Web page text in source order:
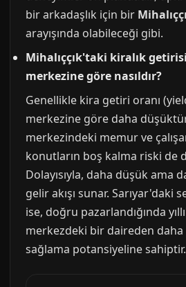
bir arkadaşlık için bir
arayışında olabileceği gibi.
Mihalıççık'taki kiralık
merkezine göre nasıldır?
Genellikle kira getiri oranı
merkezine göre daha
merkezindeki memur ve
konutların boş kalma riski de
Dolayısıyla, daha düşük ama
gelir akışı sunar. Sarıyar'daki
ise, doğru pazarlandığında
merkezdeki bir daireden
sağlama potansiyeline sahiptir.